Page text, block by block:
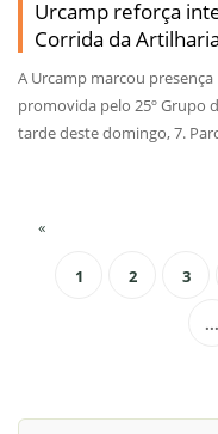
Urcamp reforça
Corrida da Artilharia
A Urcamp marcou
promovida pelo 25º Grupo
tarde deste domingo, 7.
«
1 2 3
...